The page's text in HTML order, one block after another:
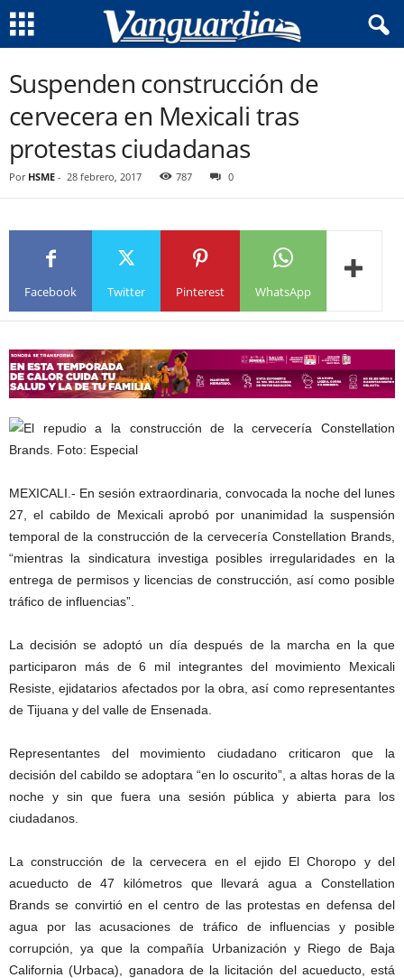
Suspenden construcción de
cervecera en Mexicali tras
protestas ciudadanas
Por HSME - 28 febrero, 2017 787 0
Facebook Twitter Pinterest WhatsApp
MEXICALI.- En sesión extraordinaria, convocada la noche del lunes
27, el cabildo de Mexicali aprobó por unanimidad la suspensión
temporal de la construcción de la cervecería Constellation Brands,
“mientras la sindicatura investiga posibles irregularidades en la
entrega de permisos y licencias de construcción, así como posible
tráfico de influencias”.
La decisión se adoptó un día después de la marcha en la que
participaron más de 6 mil integrantes del movimiento Mexicali
Resiste, ejidatarios afectados por la obra, así como representantes
de Tijuana y del valle de Ensenada.
Representantes del movimiento ciudadano criticaron que la
decisión del cabildo se adoptara “en lo oscurito”, a altas horas de la
noche y sin que fuera una sesión pública y abierta para los
ciudadanos.
La construcción de la cervecera en el ejido El Choropo y del
acueducto de 47 kilómetros que llevará agua a Constellation
Brands se convirtió en el centro de las protestas en defensa del
agua por las acusaciones de tráfico de influencias y posible
corrupción, ya que la compañía Urbanización y Riego de Baja
California (Urbaca), ganadora de la licitación del acueducto, está